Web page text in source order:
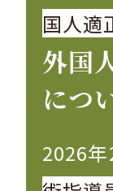
国人適
外国
につ
2026